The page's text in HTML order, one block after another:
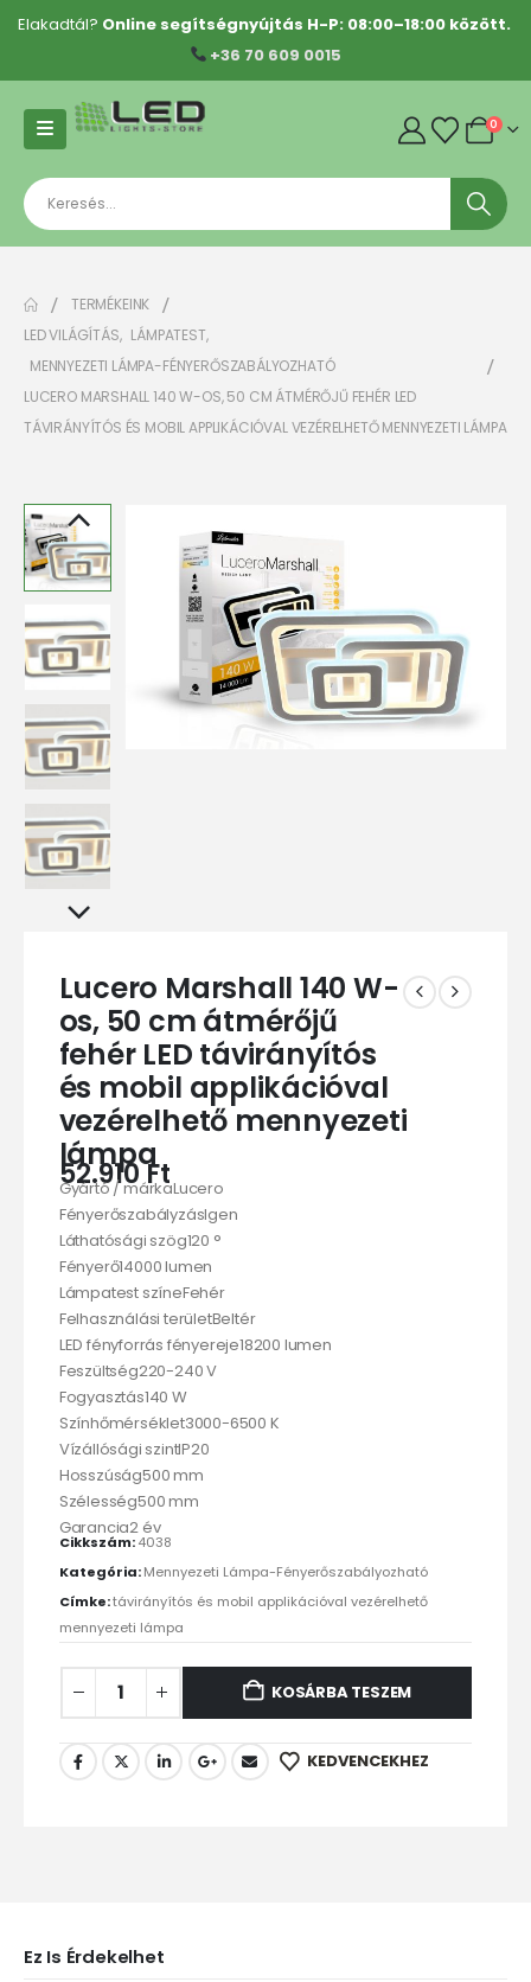
Elakadtál? Online segítségnyújtás H-P: 08:00–18:00 között.
+36 70 609 0015
0
TERMÉKEINK
LED VILÁGÍTÁS, LÁMPATEST,
MENNYEZETI LÁMPA-FÉNYERŐSZABÁLYOZHATÓ
LUCERO MARSHALL 140 W-OS, 50 CM ÁTMÉRŐJŰ FEHÉR LED
TÁVIRÁNYÍTÓS ÉS MOBIL APPLIKÁCIÓVAL VEZÉRELHETŐ MENNYEZETI LÁMPA
Lucero Marshall 140 W-
os, 50 cm átmérőjű
fehér LED távirányítós
és mobil applikációval
vezérelhető mennyezeti
lámpa
52.910Ft
Gyártó / márkaLucero
FényerőszabályzásIgen
Láthatósági szög120 °
Fényerő14000 lumen
Lámpatest színeFehér
Felhasználási területBeltér
LED fényforrás fényereje18200 lumen
Feszültség220-240 V
Fogyasztás140 W
Színhőmérséklet3000-6500 K
Vízállósági szintIP20
Hosszúság500 mm
Szélesség500 mm
Garancia2 év
Cikkszám:4038
Kategória:Mennyezeti Lámpa-Fényerőszabályozható
Címke:távirányítós és mobil applikációval vezérelhető
mennyezeti lámpa
KOSÁRBA TESZEM
KEDVENCEKHEZ
Ez Is Érdekelhet